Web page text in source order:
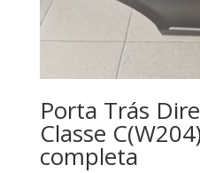
Porta Trás
Classe
completa